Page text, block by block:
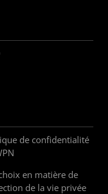
de confidentialité
en matière de
de la vie privée